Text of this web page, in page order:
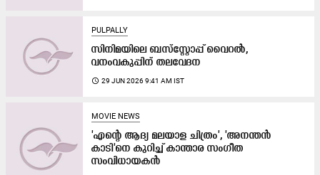
PULPALLY
സിനിമയിലെ ബസ്‍സ്റ്റോപ്പ് വൈറൽ,
വനംവകുപ്പിന് തലവേദന
access_time 29 JUN 2026 9:41 AM IST
MOVIE NEWS
'എ​ന്റെ ആദ്യ മലയാള ചിത്രം', 'അനന്തൻ
കാടി'നെ കുറിച്ച് കാന്താര സംഗീത
സംവിധായകൻ